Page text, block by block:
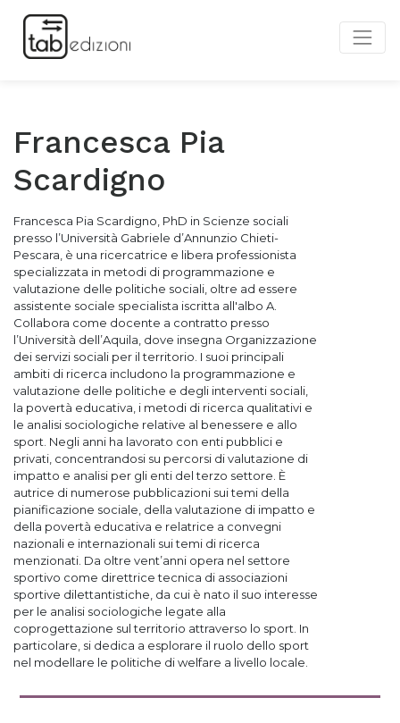
Francesca Pia
Scardigno
Francesca Pia Scardigno, PhD in Scienze sociali
presso l’Università Gabriele d’Annunzio Chieti-
Pescara, è una ricercatrice e libera professionista
specializzata in metodi di programmazione e
valutazione delle politiche sociali, oltre ad essere
assistente sociale specialista iscritta all'albo A.
Collabora come docente a contratto presso
l’Università dell’Aquila, dove insegna Organizzazione
dei servizi sociali per il territorio. I suoi principali
ambiti di ricerca includono la programmazione e
valutazione delle politiche e degli interventi sociali,
la povertà educativa, i metodi di ricerca qualitativi e
le analisi sociologiche relative al benessere e allo
sport. Negli anni ha lavorato con enti pubblici e
privati, concentrandosi su percorsi di valutazione di
impatto e analisi per gli enti del terzo settore. È
autrice di numerose pubblicazioni sui temi della
pianificazione sociale, della valutazione di impatto e
della povertà educativa e relatrice a convegni
nazionali e internazionali sui temi di ricerca
menzionati. Da oltre vent’anni opera nel settore
sportivo come direttrice tecnica di associazioni
sportive dilettantistiche, da cui è nato il suo interesse
per le analisi sociologiche legate alla
coprogettazione sul territorio attraverso lo sport. In
particolare, si dedica a esplorare il ruolo dello sport
nel modellare le politiche di welfare a livello locale.